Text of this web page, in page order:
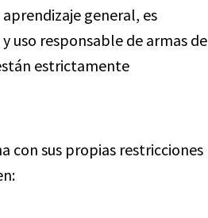
general, es
uso responsable de armas de
estrictamente
con sus propias restricciones